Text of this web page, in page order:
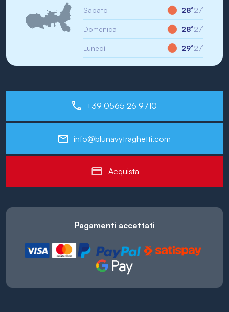
Sabato 28°27°
Domenica 28°27°
Lunedì 29°27°
+39 0565 26 9710
info@blunavytraghetti.com
Acquista
Pagamenti accettati